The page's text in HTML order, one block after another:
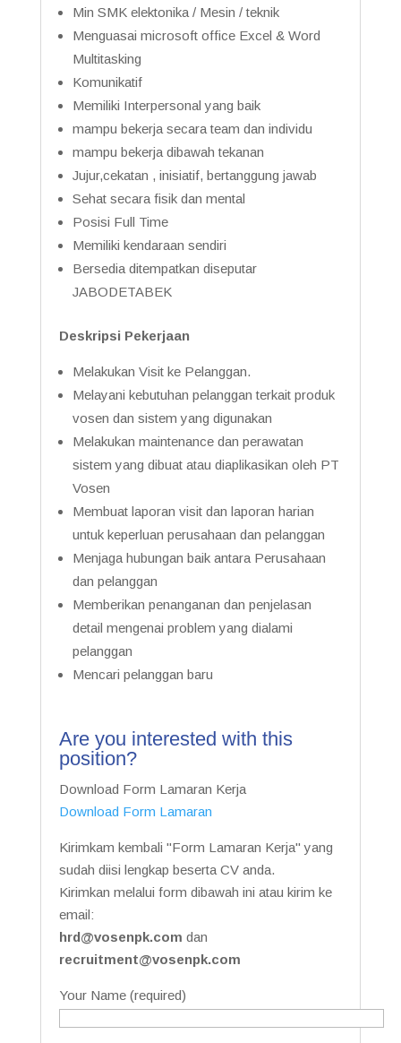
Min SMK elektonika / Mesin / teknik
Menguasai microsoft office Excel & Word
Multitasking
Komunikatif
Memiliki Interpersonal yang baik
mampu bekerja secara team dan individu
mampu bekerja dibawah tekanan
Jujur,cekatan , inisiatif, bertanggung jawab
Sehat secara fisik dan mental
Posisi Full Time
Memiliki kendaraan sendiri
Bersedia ditempatkan diseputar
JABODETABEK
Deskripsi Pekerjaan
Melakukan Visit ke Pelanggan.
Melayani kebutuhan pelanggan terkait produk
vosen dan sistem yang digunakan
Melakukan maintenance dan perawatan
sistem yang dibuat atau diaplikasikan oleh PT
Vosen
Membuat laporan visit dan laporan harian
untuk keperluan perusahaan dan pelanggan
Menjaga hubungan baik antara Perusahaan
dan pelanggan
Memberikan penanganan dan penjelasan
detail mengenai problem yang dialami
pelanggan
Mencari pelanggan baru
Are you interested with this
position?
Download Form Lamaran Kerja
Download Form Lamaran
Kirimkam kembali "Form Lamaran Kerja" yang
sudah diisi lengkap beserta CV anda.
Kirimkan melalui form dibawah ini atau kirim ke
email:
hrd@vosenpk.com dan
recruitment@vosenpk.com
Your Name (required)